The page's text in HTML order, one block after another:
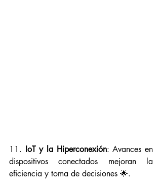
11. IoT y la Hiperconexión: Avances en
dispositivos conectados mejoran la
eficiencia y toma de decisiones 🌟.